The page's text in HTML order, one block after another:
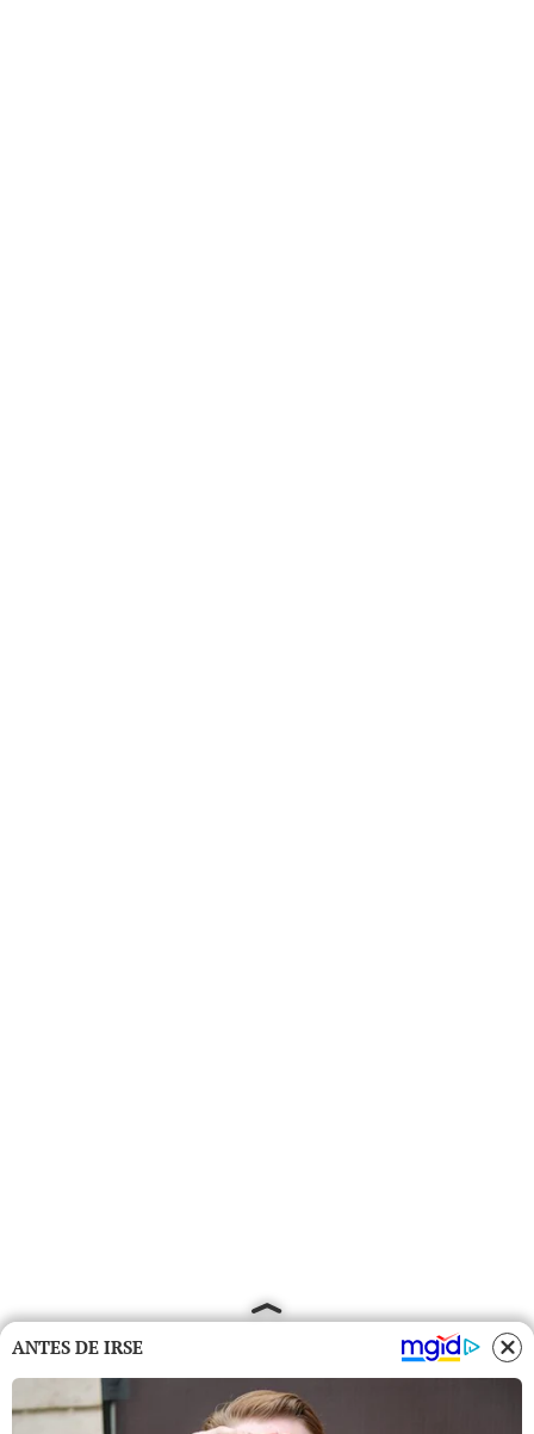
ANTES DE IRSE